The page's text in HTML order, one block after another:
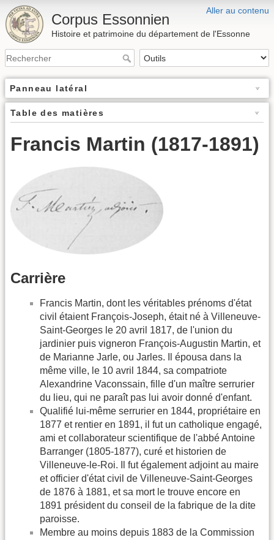
Aller au contenu
Corpus Essonnien
Histoire et patrimoine du département de l'Essonne
Panneau latéral
Table des matières
Francis Martin (1817-1891)
Carrière
Francis Martin, dont les véritables prénoms d'état
civil étaient François-Joseph, était né à Villeneuve-
Saint-Georges le 20 avril 1817, de l'union du
jardinier puis vigneron François-Augustin Martin, et
de Marianne Jarle, ou Jarles. Il épousa dans la
même ville, le 10 avril 1844, sa compatriote
Alexandrine Vaconssain, fille d'un maître serrurier
du lieu, qui ne paraît pas lui avoir donné d'enfant.
Qualifié lui-même serrurier en 1844, propriétaire en
1877 et rentier en 1891, il fut un catholique engagé,
ami et collaborateur scientifique de l'abbé Antoine
Barranger (1805-1877), curé et historien de
Villeneuve-le-Roi. Il fut également adjoint au maire
et officier d'état civil de Villeneuve-Saint-Georges
de 1876 à 1881, et sa mort le trouve encore en
1891 président du conseil de la fabrique de la dite
paroisse.
Membre au moins depuis 1883 de la Commission